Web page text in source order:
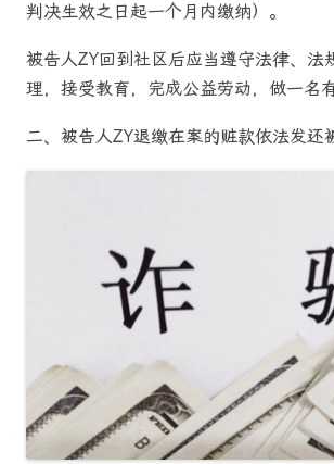
判决生效之日起一个月内缴纳）。
被告人ZY回到社区后应当遵守法律、法
理，接受教育，完成公益劳动，做一名
二、被告人ZY退缴在案的赃款依法发还